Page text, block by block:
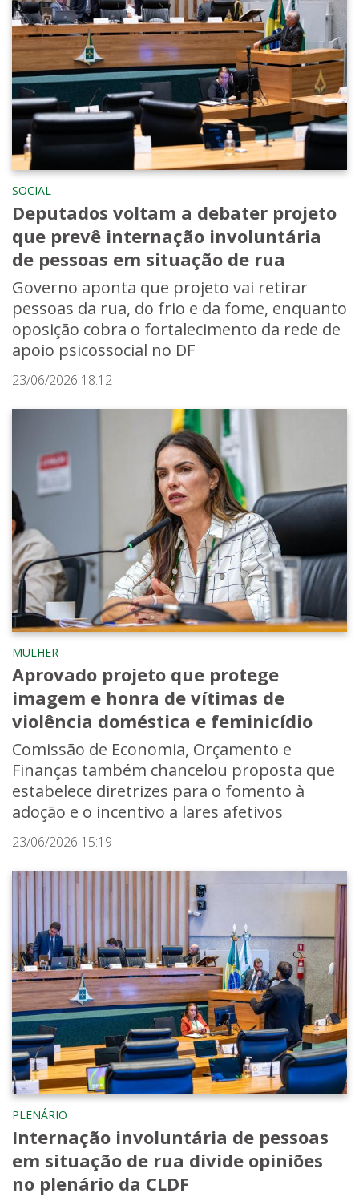
SOCIAL
Deputados voltam a debater projeto
que prevê internação involuntária
de pessoas em situação de rua
Governo aponta que projeto vai retirar
pessoas da rua, do frio e da fome, enquanto
oposição cobra o fortalecimento da rede de
apoio psicossocial no DF
23/06/2026 18:12
MULHER
Aprovado projeto que protege
imagem e honra de vítimas de
violência doméstica e feminicídio
Comissão de Economia, Orçamento e
Finanças também chancelou proposta que
estabelece diretrizes para o fomento à
adoção e o incentivo a lares afetivos
23/06/2026 15:19
PLENÁRIO
Internação involuntária de pessoas
em situação de rua divide opiniões
no plenário da CLDF